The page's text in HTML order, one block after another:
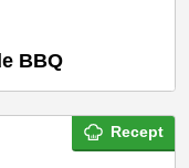
BBQ
Recept